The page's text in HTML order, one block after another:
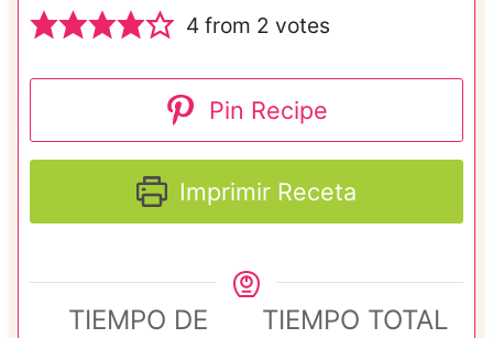
4from 2 votes
Pin Recipe
Imprimir Receta
TIEMPO DE
TIEMPO TOTAL